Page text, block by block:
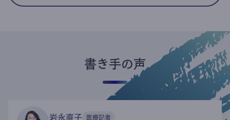
書き手の声
岩永直子 医療記者